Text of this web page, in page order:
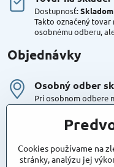
Dostupnosť:Skladom
Takto označený
osobnému odberu,
Objednávky
Osobný odber
Pri osobnom odbere
Kuriér DPD , Geis
Cena za dopravu:
Cookies používame na
stránky, analýzu jej